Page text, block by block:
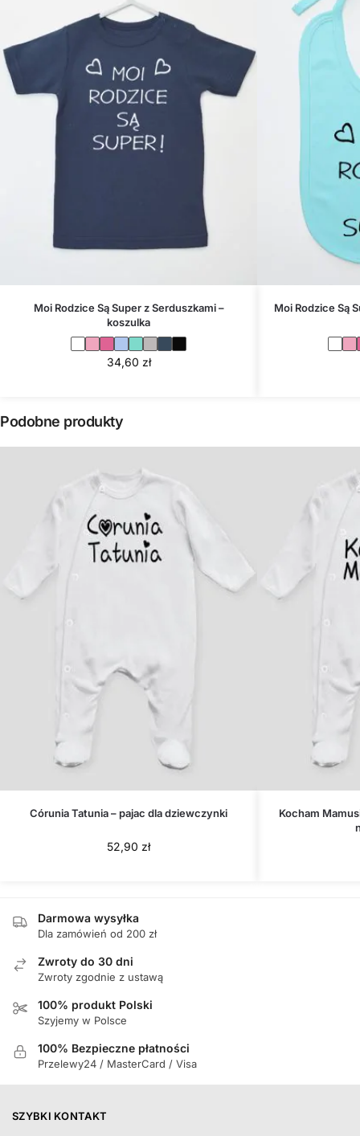
Moi Rodzice Są Super z Serduszkami –
koszulka
34,60 zł
Moi Rodzice Są
Podobne produkty
Córunia Tatunia – pajac dla dziewczynki
52,90 zł
Kocham
Darmowa wysyłka
Dla zamówień od 200 zł
Zwroty do 30 dni
Zwroty zgodnie z ustawą
100% produkt Polski
Szyjemy w Polsce
100% Bezpieczne płatności
Przelewy24 / MasterCard / Visa
SZYBKI KONTAKT